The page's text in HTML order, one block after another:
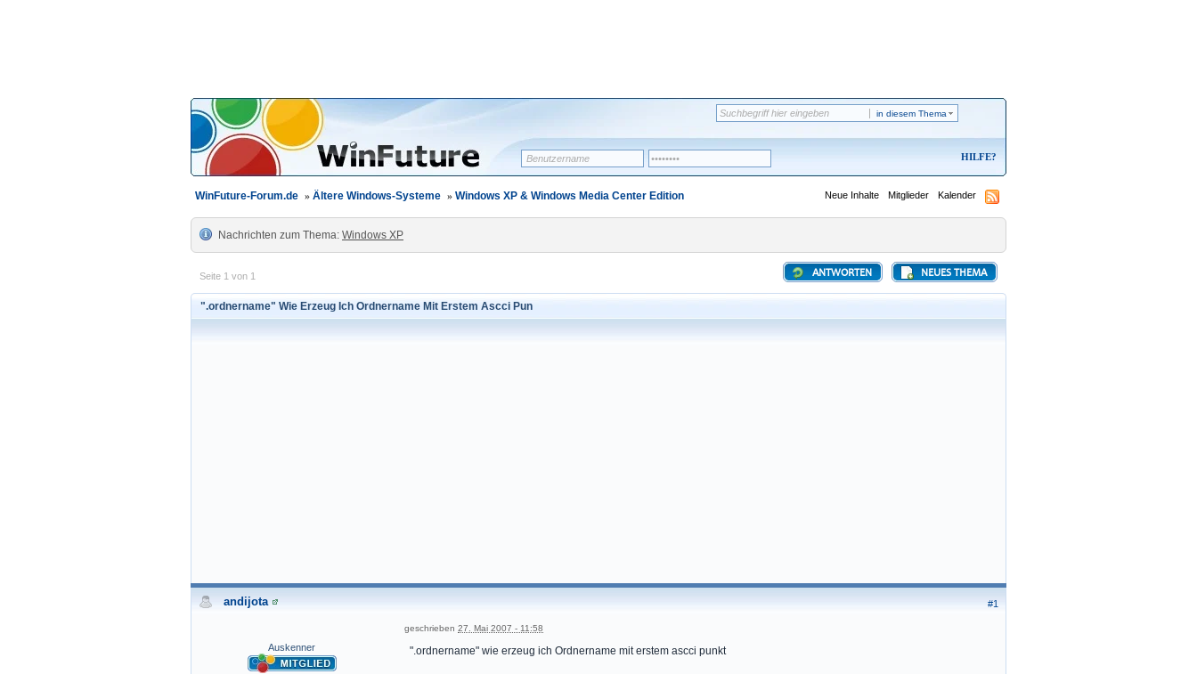
in diesem Thema
HILFE
WinFuture-Forum.de » Ältere Windows-Systeme » Windows XP & Windows Media Center Edition Neue Inhalte Mitglieder Kalender
Nachrichten zum Thema: Windows XP
Seite 1 von 1 NEUES THEMA
ANTWORTEN
".ordnername" Wie Erzeug Ich Ordnername Mit Erstem Ascci Pun
#1
andijota
Auskenner
geschrieben 27. Mai 2007 - 11:58
".ordnername" wie erzeug ich Ordnername mit erstem ascci punkt